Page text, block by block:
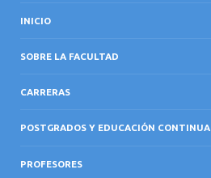
INICIO
SOBRE LA FACULTAD
CARRERAS
POSTGRADOS Y EDUCACIÓN CONTINUA
PROFESORES